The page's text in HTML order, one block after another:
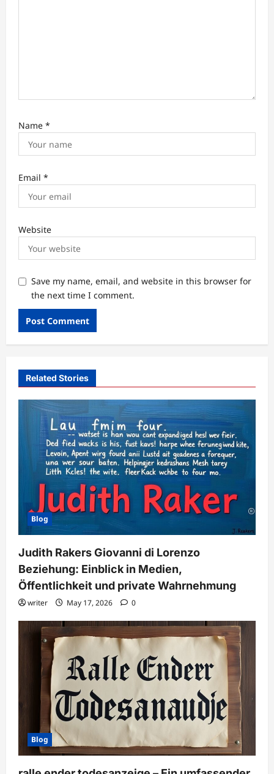
Name *
Email *
Website
Save my name, email, and website in this browser for
the next time I comment.
Related Stories
Blog
Judith Rakers Giovanni di Lorenzo
Beziehung: Einblick in Medien,
Öffentlichkeit und private Wahrnehmung
writer May 17, 2026 0
Blog